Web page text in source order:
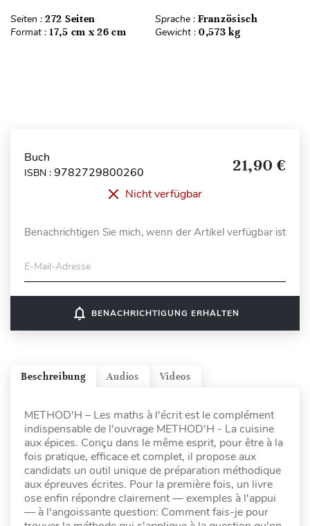
Seiten : 272 Seiten Sprache : Französisch
Format : 17,5 cm x 26 cm Gewicht : 0,573 kg
Buch
ISBN : 9782729800260 21,90 €
Nicht verfügbar
Benachrichtigen Sie mich, wenn der Artikel verfügbar ist
E-Mail-Adresse
notifications_none BENACHRICHTIGUNG ERHALTEN
Videos
Audios
Beschreibung
METHOD'H – Les maths à l'écrit est le complément
indispensable de l'ouvrage METHOD'H - La cuisine
aux épices. Conçu dans le même esprit, pour être à la
fois pratique, efficace et complet, il propose aux
candidats un outil unique de préparation méthodique
aux épreuves écrites. Pour la première fois, un livre
ose enfin répondre clairement — exemples à l'appui
— à l'angoissante question: Comment fais-je pour